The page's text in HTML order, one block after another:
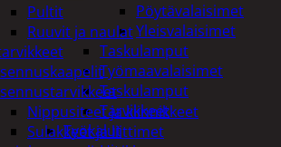
Pöytävalaisimet
Yleisvalaisimet
Taskulamput
Työmaavalaisimet
Taskulamput
Tarvikkeet
Työkalut
Pultit
Ruuvit ja naulat
Nippusiteet ja kiinnikkeet
Sulakkeet ja liittimet